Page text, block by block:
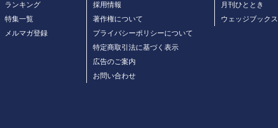
ランキング
特集一覧
メルマガ登録
採用情報
著作権について
プライバシーポリシーについて
特定商取引法に基づく表示
広告のご案内
お問い合わせ
月刊ひととき
ウェッジブックス